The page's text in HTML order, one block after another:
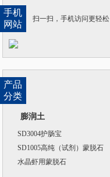
手机
网站
扫一扫，手机访问更轻松
产品
分类
膨润土
SD3004护肠宝
SD1005高纯（试剂）蒙脱石
水晶虾用蒙脱石